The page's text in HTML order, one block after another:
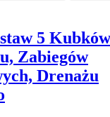
5
Zabiegów
Drenażu